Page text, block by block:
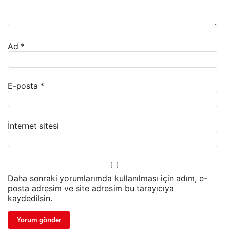
Ad *
E-posta *
İnternet sitesi
Daha sonraki yorumlarımda kullanılması için adım, e-
posta adresim ve site adresim bu tarayıcıya
kaydedilsin.